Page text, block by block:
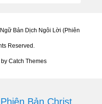
Bản Dịch Ngôi Lời (Phiên
Reserved.
by Catch Themes
Bản Christ